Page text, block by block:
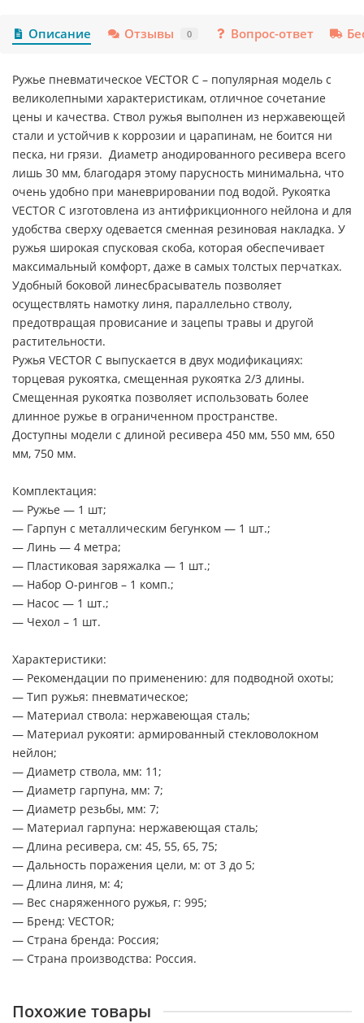
Описание Отзывы 0 Вопрос-ответ
Ружье пневматическое VECTOR C – популярная модель с
великолепными характеристикам, отличное сочетание
цены и качества. Ствол ружья выполнен из нержавеющей
стали и устойчив к коррозии и царапинам, не боится ни
песка, ни грязи. Диаметр анодированного ресивера всего
лишь 30 мм, благодаря этому парусность минимальна, что
очень удобно при маневрировании под водой. Рукоятка
VECTOR C изготовлена из антифрикционного нейлона и для
удобства сверху одевается сменная резиновая накладка. У
ружья широкая спусковая скоба, которая обеспечивает
максимальный комфорт, даже в самых толстых перчатках.
Удобный боковой линесбрасыватель позволяет
осуществлять намотку линя, параллельно стволу,
предотвращая провисание и зацепы травы и другой
растительности.
Ружья VECTOR C выпускается в двух модификациях:
торцевая рукоятка, смещенная рукоятка 2/3 длины.
Смещенная рукоятка позволяет использовать более
длинное ружье в ограниченном пространстве.
Доступны модели с длиной ресивера 450 мм, 550 мм, 650
мм, 750 мм.
Комплектация:
— Ружье — 1 шт;
— Гарпун с металлическим бегунком — 1 шт.;
— Линь — 4 метра;
— Пластиковая заряжалка — 1 шт.;
— Набор О-рингов – 1 комп.;
— Насос — 1 шт.;
— Чехол – 1 шт.
Характеристики:
— Рекомендации по применению: для подводной охоты;
— Тип ружья: пневматическое;
— Материал ствола: нержавеющая сталь;
— Материал рукояти: армированный стекловолокном
нейлон;
— Диаметр ствола, мм: 11;
— Диаметр гарпуна, мм: 7;
— Диаметр резьбы, мм: 7;
— Материал гарпуна: нержавеющая сталь;
— Длина ресивера, см: 45, 55, 65, 75;
— Дальность поражения цели, м: от 3 до 5;
— Длина линя, м: 4;
— Вес снаряженного ружья, г: 995;
— Бренд: VECTOR;
— Страна бренда: Россия;
— Страна производства: Россия.
Похожие товары